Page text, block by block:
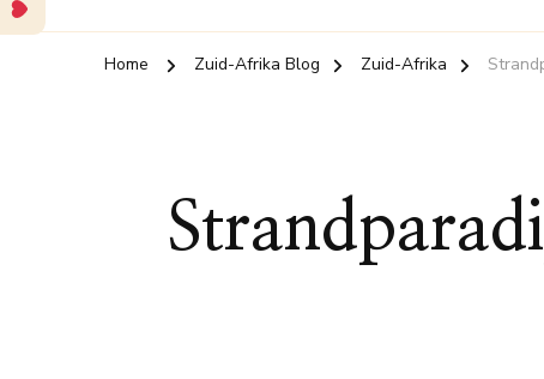
Home Zuid-Afrika Blog Zuid-Afrika